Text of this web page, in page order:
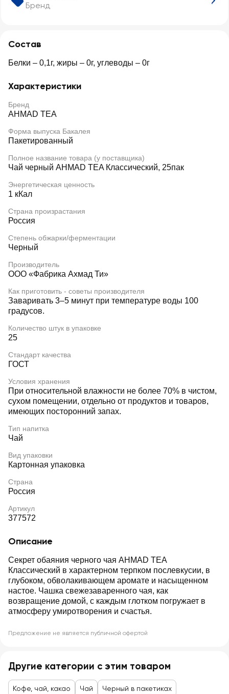
Бренд
Состав
Белки – 0,1г, жиры – 0г, углеводы – 0г
Характеристики
Бренд
AHMAD TEA
Форма выпуска Бакалея
Пакетированный
Полное название товара (у поставщика)
Чай черный AHMAD TEA Классический, 25пак
Энергетическая ценность
1 кКал
Страна произрастания
Россия
Степень обжарки/ферментации
Черный
Производитель
ООО «Фабрика Ахмад Ти»
Как приготовить - советы производителя
Заваривать 3–5 минут при температуре воды 100
градусов.
Количество штук в упаковке
25
Стандарт качества
ГОСТ
Условия хранения
При относительной влажности не более 70% в чистом,
сухом помещении, отдельно от продуктов и товаров,
имеющих посторонний запах.
Тип напитка
Чай
Вид упаковки
Картонная упаковка
Страна
Россия
Артикул
377572
Описание
Секрет обаяния черного чая AHMAD TEA
Классический в характерном терпком послевкусии, в
глубоком, обволакивающем аромате и насыщенном
настое. Чашка свежезаваренного чая, как
возвращение домой, с каждым глотком погружает в
атмосферу умиротворения и счастья.
Предложение не является публичной офертой
Другие категории с этим товаром
Кофе, чай, какао Чай Черный в пакетиках